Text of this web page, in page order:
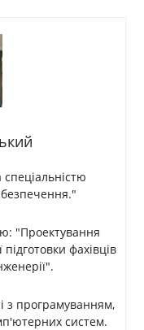
спеціальністю
"Проектування
фахівців
з програмуванням,
систем.